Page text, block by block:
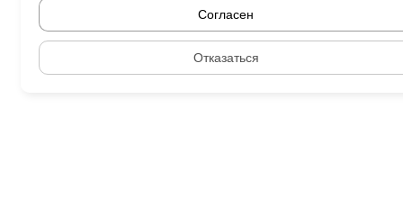
Согласен
Отказаться